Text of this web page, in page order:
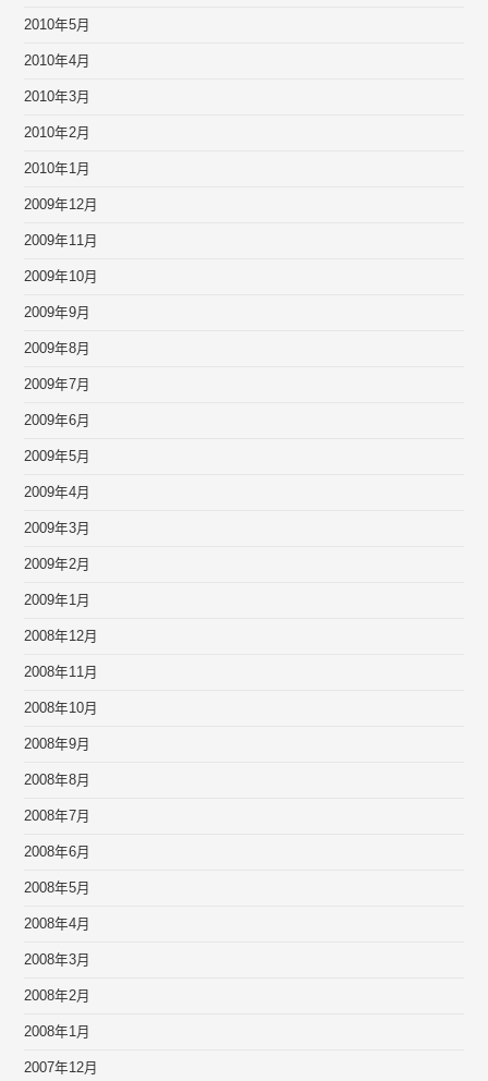
2010年5月
2010年4月
2010年3月
2010年2月
2010年1月
2009年12月
2009年11月
2009年10月
2009年9月
2009年8月
2009年7月
2009年6月
2009年5月
2009年4月
2009年3月
2009年2月
2009年1月
2008年12月
2008年11月
2008年10月
2008年9月
2008年8月
2008年7月
2008年6月
2008年5月
2008年4月
2008年3月
2008年2月
2008年1月
2007年12月